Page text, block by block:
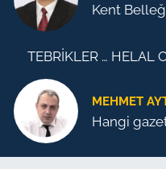
Kent
TEBRİKLER … HELAL
MEHMET
Hangi